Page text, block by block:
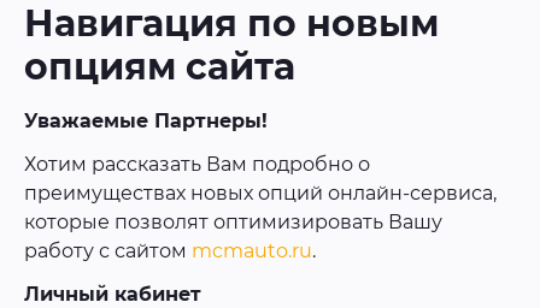
Навигация по новым
опциям сайта
Уважаемые Партнеры!
Хотим рассказать Вам подробно о
преимуществах новых опций онлайн-сервиса,
которые позволят оптимизировать Вашу
работу с сайтом mcmauto.ru.
Личный кабинет